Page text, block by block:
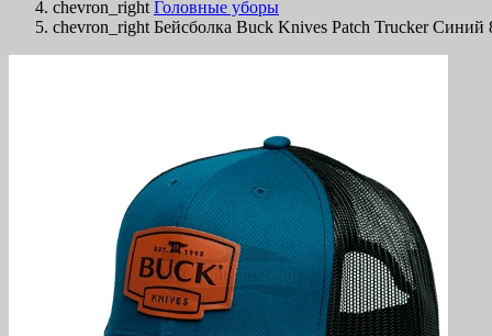
chevron_right Головные уборы
chevron_right Бейсболка Buck Knives Patch Trucker Синий